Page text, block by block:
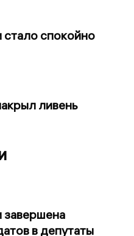
стало спокойно
ливень
завершена
в депутаты